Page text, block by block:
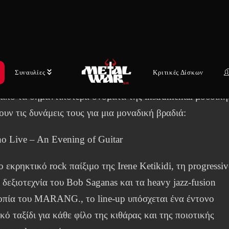
Συναυλίες Κριτικές Δίσκων
Showcase
τα σημαντικότερα ονόματα της instrumental
τις δυνάμεις τους για μια μοναδική βραδιά:
Live – An Evening of Guitar
εκρηκτικό rock παίξιμο της Irene Ketikidi, τη
του Bob Saganas και τα heavy jazz-fusion
του MARANG., το line-up υπόσχεται ένα έντονο
ταξίδι για κάθε φίλο της κιθάρας και της ποιοτικής